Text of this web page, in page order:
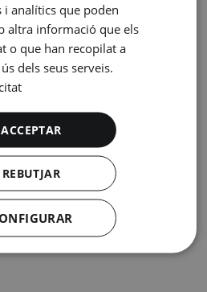
ITALIAN
i analítics que poden
altra informació que els
o que han recopilat a
dels seus serveis.
ACCEPTAR
REBUTJAR